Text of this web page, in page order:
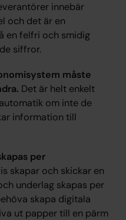
innebär
och det är en
en felfri och smidig
siffror.
måste
Det är helt enkelt
om inte de
information till
per
skapar och skickar en
underlag skapas per
skapa digitala
ut papper till en pärm